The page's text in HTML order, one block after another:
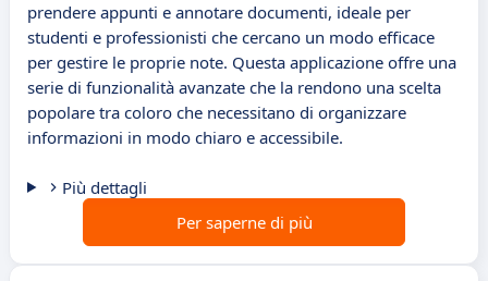
prendere appunti e annotare documenti, ideale per
studenti e professionisti che cercano un modo efficace
per gestire le proprie note. Questa applicazione offre una
serie di funzionalità avanzate che la rendono una scelta
popolare tra coloro che necessitano di organizzare
informazioni in modo chiaro e accessibile.
Più dettagli
Per saperne di più